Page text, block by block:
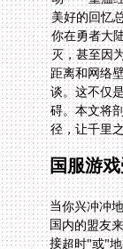
径，让千里
国服游
当你兴冲冲
国内的盟友
接超时"或"
海外玩家都
节点，物理
手的是，许
之滨等，都
复杂多变的
乎是家常便
什加速器选